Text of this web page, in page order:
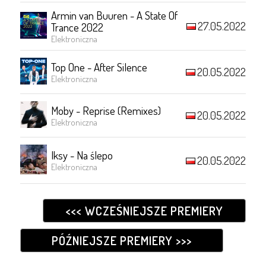
Armin van Buuren - A State Of
Trance 2022
Elektroniczna
27.05.2022
Top One - After Silence
Elektroniczna 20.05.2022
Moby - Reprise (Remixes)
Elektroniczna 20.05.2022
Iksy - Na ślepo
Elektroniczna 20.05.2022
<<< WCZEŚNIEJSZE PREMIERY
PÓŹNIEJSZE PREMIERY >>>